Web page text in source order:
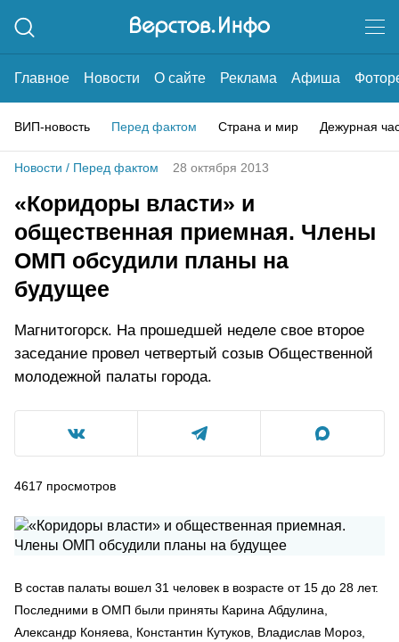
Главное Новости О сайте Реклама Афиша
ВИП-новость Перед фактом Страна и мир Дежурная
Новости / Перед фактом 28 октября 2013
«Коридоры власти» и
общественная приемная. Члены
ОМП обсудили планы на
будущее
Магнитогорск. На прошедшей неделе свое второе
заседание провел четвертый созыв Общественной
молодежной палаты города.
4617 просмотров
В состав палаты вошел 31 человек в возрасте от 15 до 28 лет.
Последними в ОМП были приняты Карина Абдулина,
Александр Коняева, Константин Кутуков, Владислав Мороз,